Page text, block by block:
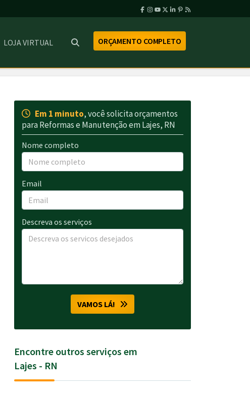
LOJA VIRTUAL ORÇAMENTO COMPLETO
Em 1 minuto, você solicita orçamentos
para Reformas e Manutenção em Lajes, RN
Nome completo
Email
Descreva os serviços
VAMOS LÁ!
Encontre outros serviços em
Lajes - RN